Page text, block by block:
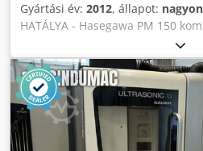
Gyártási év: 2012, állapot:
HATÁLYA - Hasegawa PM 150
központ - Olajköd-elválasztó -
MŰSZAKI ADATOK SPINDLE Orsó
Fordulatszám: 100 - 30`000 rpm
kW SZERSZÁMVÁLTÓ Szerszám
szerszámcsere ideje: 1,8 mp
300 x 260 mm T-rések: 12H7 x 5
TRAVEL X-tengely: 150 mm Y-